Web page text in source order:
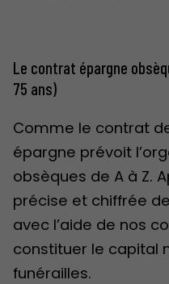
Le contrat épargne
75 ans)
Comme le contrat
épargne prévoit
obsèques de A à Z.
précise et chiffrée
avec l’aide de nos
constituer le capital
funérailles.